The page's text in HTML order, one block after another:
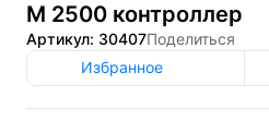
М 2500 контроллер
Артикул: 30407Поделиться
Избранное